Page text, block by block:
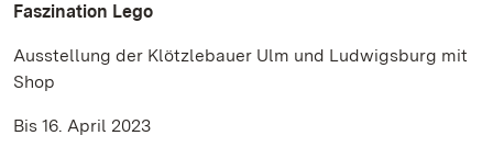
Faszination Lego
Ausstellung der Klötzlebauer Ulm und Ludwigsburg mit
Shop
Bis 16. April 2023